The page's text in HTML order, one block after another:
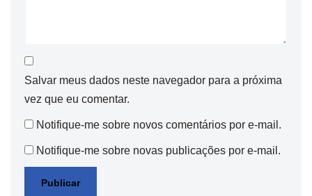
Salvar meus dados neste navegador para a próxima
vez que eu comentar.
Notifique-me sobre novos comentários por e-mail.
Notifique-me sobre novas publicações por e-mail.